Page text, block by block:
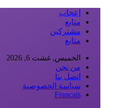
إعجاب
متابع
مشتركين
متابع
الخميس, غشت 6, 2026
من نحن
اتصل بنا
سياسة الخصوصية
Français